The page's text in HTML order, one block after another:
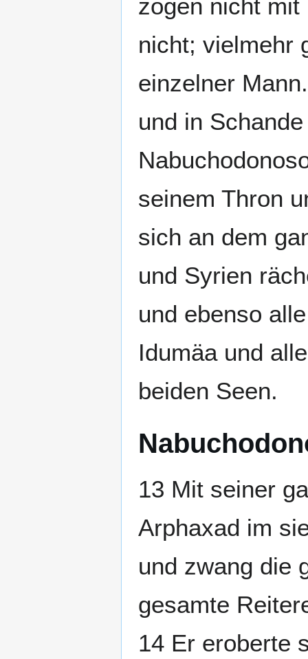
zogen nicht
nicht; vielmehr
einzelner
und in
seinem Thron
sich an dem
und Syrien
und ebenso
Idumäa und
beiden Seen.
13 Mit seiner
Arphaxad im
und zwang die
gesamte
14 Er eroberte